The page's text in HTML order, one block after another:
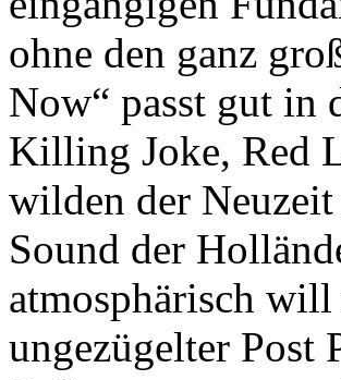
ohne den ganz
Now“ passt gut in
Killing Joke, Red
wilden der
Sound der
atmosphärisch
ungezügelter Post